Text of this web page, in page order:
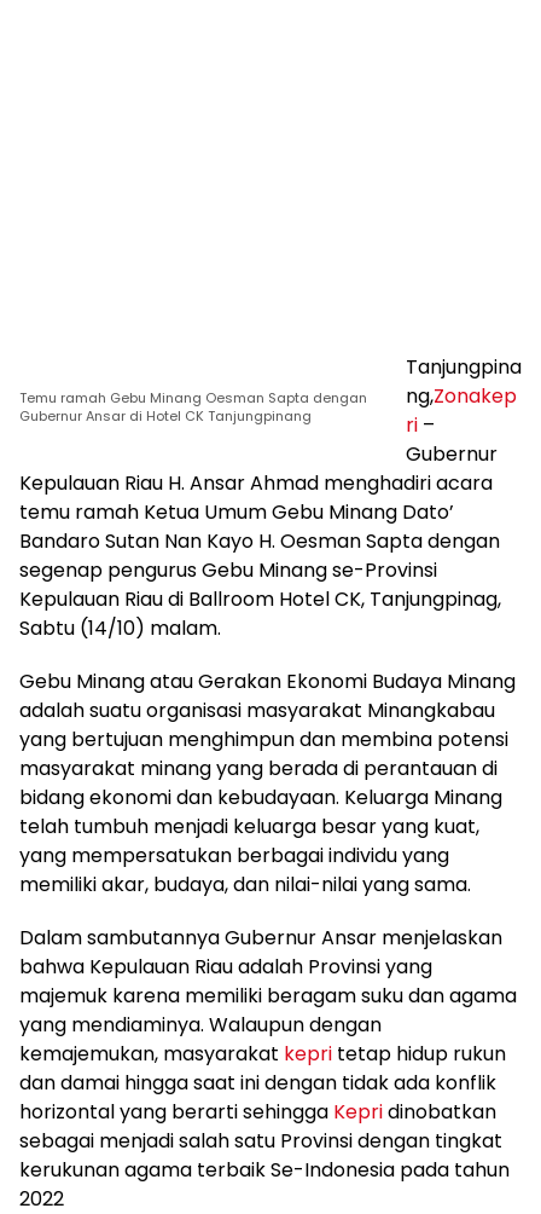
Temu ramah Gebu Minang Oesman Sapta dengan
Gubernur Ansar di Hotel CK Tanjungpinang
Tanjungpina
ng,Zonakep
ri –
Gubernur
Kepulauan Riau H. Ansar Ahmad menghadiri acara
temu ramah Ketua Umum Gebu Minang Dato’
Bandaro Sutan Nan Kayo H. Oesman Sapta dengan
segenap pengurus Gebu Minang se-Provinsi
Kepulauan Riau di Ballroom Hotel CK, Tanjungpinag,
Sabtu (14/10) malam.
Gebu Minang atau Gerakan Ekonomi Budaya Minang
adalah suatu organisasi masyarakat Minangkabau
yang bertujuan menghimpun dan membina potensi
masyarakat minang yang berada di perantauan di
bidang ekonomi dan kebudayaan. Keluarga Minang
telah tumbuh menjadi keluarga besar yang kuat,
yang mempersatukan berbagai individu yang
memiliki akar, budaya, dan nilai-nilai yang sama.
Dalam sambutannya Gubernur Ansar menjelaskan
bahwa Kepulauan Riau adalah Provinsi yang
majemuk karena memiliki beragam suku dan agama
yang mendiaminya. Walaupun dengan
kemajemukan, masyarakat kepri tetap hidup rukun
dan damai hingga saat ini dengan tidak ada konflik
horizontal yang berarti sehingga Kepridinobatkan
sebagai menjadi salah satu Provinsi dengan tingkat
kerukunan agama terbaik Se-Indonesia pada tahun
2022